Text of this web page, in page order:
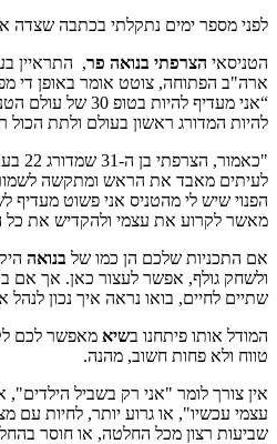
לפני מספר ימים נתקלתי בכתבה שצדה
הטניסאי הצרפתי בנואה פר, התראיין
ארה"ב הפתוחה, צוטט אומר באופן די
“אני מעדיף להיות
להיות המדורג ראשון בעולם ולתת הכול
לעיתים מאבד את הראש ומתקשה לשמור
הפנוי שיש לי מהטניס אני פשוט מעדיף
מאשר לקרוע את עצמי ולהקדיש את כל
אם התכניות שלכם הן כמו של בנואה
ולשחק גולף, אפשר לעצור כאן. אך אם
שתיים לחיים, בואו נראה איך נכון לנהל
המודל אותו פיתחנו בשיא מאפשר לכם
טווח ולא פחות חשוב, מהנה.
אין צורך לומר "אני רק בשביל הילדים",
עצמי עכשיו", או גרוע יותר, לחיות עם
שביעות רצון מכל החלטה, או חוסר